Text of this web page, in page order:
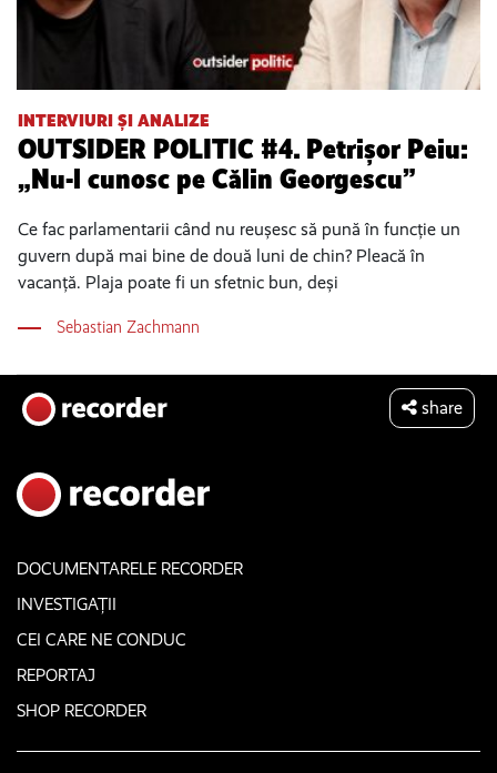
INTERVIURI ȘI ANALIZE
OUTSIDER POLITIC #4. Petrișor Peiu:
„Nu-l cunosc pe Călin Georgescu”
Ce fac parlamentarii când nu reușesc să pună în funcție un
guvern după mai bine de două luni de chin? Pleacă în
vacanță. Plaja poate fi un sfetnic bun, deși
Sebastian Zachmann
share
DOCUMENTARELE RECORDER
INVESTIGAȚII
CEI CARE NE CONDUC
REPORTAJ
SHOP RECORDER